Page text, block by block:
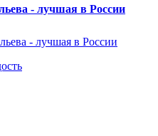
- лучшая в России